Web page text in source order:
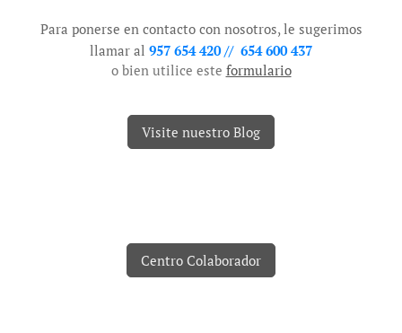
Para ponerse en contacto con nosotros, le sugerimos
llamar al 957 654 420 // 654 600 437
o bien utilice este formulario
Visite nuestro Blog
Centro Colaborador